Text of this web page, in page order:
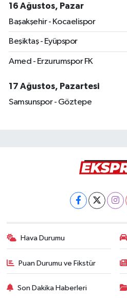
16 Ağustos, Pazar
Başakşehir - Kocaelispor
Beşiktaş - Eyüpspor
Amed - Erzurumspor FK
17 Ağustos, Pazartesi
Samsunspor - Göztepe
Hava Durumu
Puan Durumu ve Fikstür
Son Dakika Haberleri